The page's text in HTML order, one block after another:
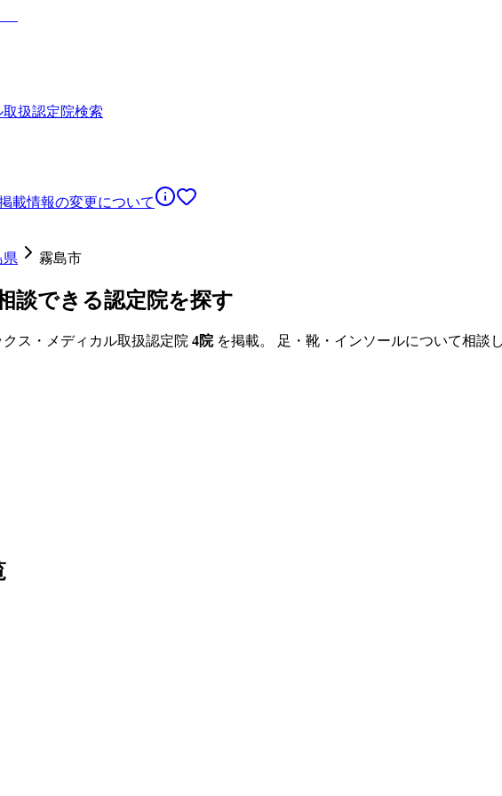
扱認定院検索
載情報の変更について
県 霧島市
談できる認定院を探す
ス・メディカル取扱認定院 4院を掲載。 足・靴・インソールについて相談